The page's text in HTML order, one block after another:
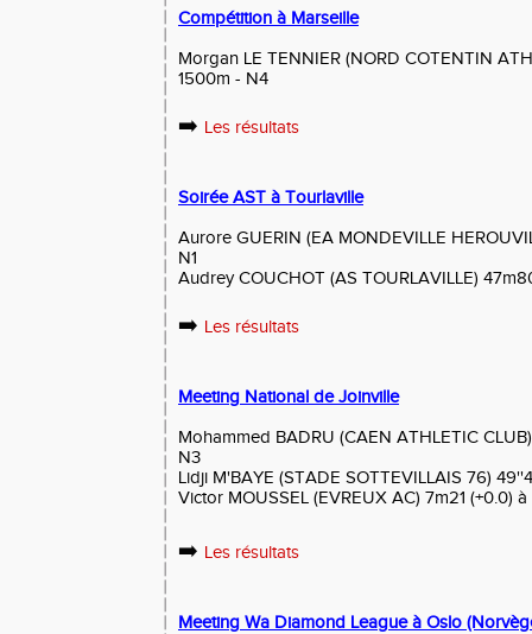
Compétition à Marseille
Morgan LE TENNIER (NORD COTENTIN
1500m - N4
➡️ Les résultats
Soirée AST à Tourlaville
Aurore GUERIN (EA MONDEVILLE
N1
Audrey COUCHOT (AS TOURLAVILLE)
➡️ Les résultats
Meeting National de Joinville
Mohammed BADRU (CAEN ATHLETIC
N3
Lidji M'BAYE (STADE SOTTEVILLAIS 76)
Victor MOUSSEL (EVREUX AC) 7m21 (+0.0)
➡️ Les résultats
Meeting Wa Diamond League à Oslo